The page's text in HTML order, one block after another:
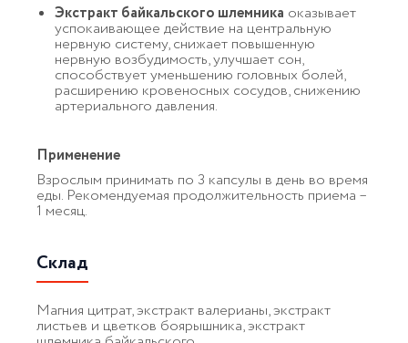
Экстракт байкальского шлемника оказывает
успокаивающее действие на центральную
нервную систему, снижает повышенную
нервную возбудимость, улучшает сон,
способствует уменьшению головных болей,
расширению кровеносных сосудов, снижению
артериального давления.
Применение
Взрослым принимать по 3 капсулы в день во время
еды. Рекомендуемая продолжительность приема –
1 месяц.
Склад
Магния цитрат, экстракт валерианы, экстракт
листьев и цветков боярышника, экстракт